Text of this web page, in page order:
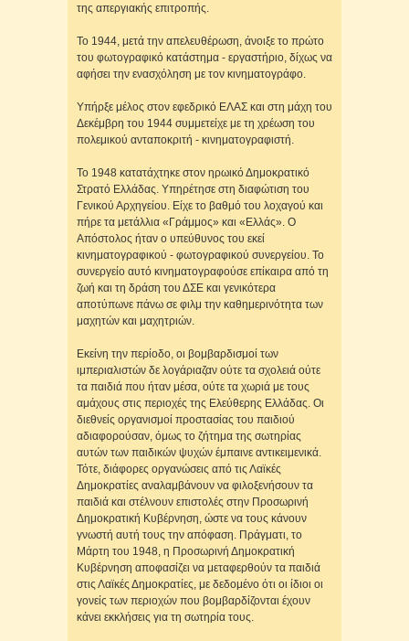
της απεργιακής επιτροπής.
Το 1944, μετά την απελευθέρωση, άνοιξε το πρώτο
του φωτογραφικό κατάστημα - εργαστήριο, δίχως να
αφήσει την ενασχόληση με τον κινηματογράφο.
Υπήρξε μέλος στον εφεδρικό ΕΛΑΣ και στη μάχη του
Δεκέμβρη του 1944 συμμετείχε με τη χρέωση του
πολεμικού ανταποκριτή - κινηματογραφιστή.
Το 1948 κατατάχτηκε στον ηρωικό Δημοκρατικό
Στρατό Ελλάδας. Υπηρέτησε στη διαφώτιση του
Γενικού Αρχηγείου. Είχε το βαθμό του λοχαγού και
πήρε τα μετάλλια «Γράμμος» και «Ελλάς». Ο
Απόστολος ήταν ο υπεύθυνος του εκεί
κινηματογραφικού - φωτογραφικού συνεργείου. Το
συνεργείο αυτό κινηματογραφούσε επίκαιρα από τη
ζωή και τη δράση του ΔΣΕ και γενικότερα
αποτύπωνε πάνω σε φιλμ την καθημερινότητα των
μαχητών και μαχητριών.
Εκείνη την περίοδο, οι βομβαρδισμοί των
ιμπεριαλιστών δε λογάριαζαν ούτε τα σχολειά ούτε
τα παιδιά που ήταν μέσα, ούτε τα χωριά με τους
αμάχους στις περιοχές της Ελεύθερης Ελλάδας. Οι
διεθνείς οργανισμοί προστασίας του παιδιού
αδιαφορούσαν, όμως το ζήτημα της σωτηρίας
αυτών των παιδικών ψυχών έμπαινε αντικειμενικά.
Τότε, διάφορες οργανώσεις από τις Λαϊκές
Δημοκρατίες αναλαμβάνουν να φιλοξενήσουν τα
παιδιά και στέλνουν επιστολές στην Προσωρινή
Δημοκρατική Κυβέρνηση, ώστε να τους κάνουν
γνωστή αυτή τους την απόφαση. Πράγματι, το
Μάρτη του 1948, η Προσωρινή Δημοκρατική
Κυβέρνηση αποφασίζει να μεταφερθούν τα παιδιά
στις Λαϊκές Δημοκρατίες, με δεδομένο ότι οι ίδιοι οι
γονείς των περιοχών που βομβαρδίζονται έχουν
κάνει εκκλήσεις για τη σωτηρία τους.